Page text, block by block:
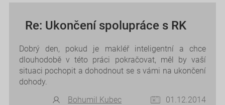
Re: Ukončení spolupráce s RK
Dobrý den, pokud je makléř inteligentní a chce
dlouhodobě v této práci pokračovat, měl by vaší
situaci pochopit a dohodnout se s vámi na ukončení
dohody.
Bohumil Kubec
01.12.2014